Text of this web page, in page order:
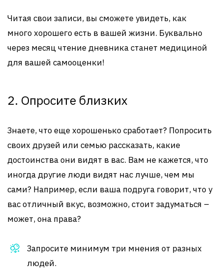
Читая свои записи, вы сможете увидеть, как
много хорошего есть в вашей жизни. Буквально
через месяц чтение дневника станет медициной
для вашей самооценки!
2. Опросите близких
Знаете, что еще хорошенько сработает? Попросить
своих друзей или семью рассказать, какие
достоинства они видят в вас. Вам не кажется, что
иногда другие люди видят нас лучше, чем мы
сами? Например, если ваша подруга говорит, что у
вас отличный вкус, возможно, стоит задуматься –
может, она права?
Запросите минимум три мнения от разных
людей.